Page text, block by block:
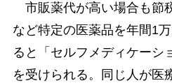
市販薬代が高い場合も節
など特定の医薬品を年間1
ると「セルフメディケーシ
を受けられる。同じ人が医